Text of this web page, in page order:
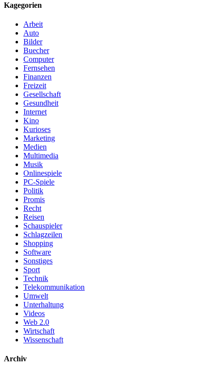
Kagegorien
Arbeit
Auto
Bilder
Buecher
Computer
Fernsehen
Finanzen
Freizeit
Gesellschaft
Gesundheit
Internet
Kino
Kurioses
Marketing
Medien
Multimedia
Musik
Onlinespiele
PC-Spiele
Politik
Promis
Recht
Reisen
Schauspieler
Schlagzeilen
Shopping
Software
Sonstiges
Sport
Technik
Telekommunikation
Umwelt
Unterhaltung
Videos
Web 2.0
Wirtschaft
Wissenschaft
Archiv